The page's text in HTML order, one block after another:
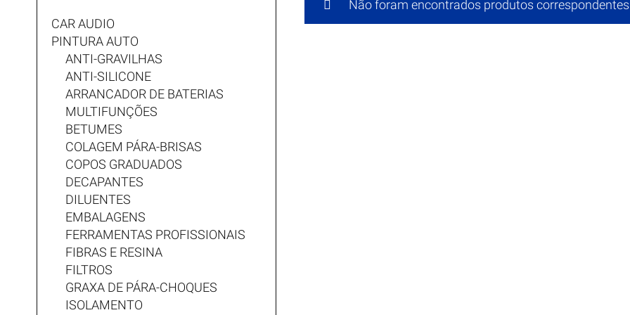
Não foram encontrados produtos
CAR AUDIO
PINTURA AUTO
ANTI-GRAVILHAS
ANTI-SILICONE
ARRANCADOR DE BATERIAS
MULTIFUNÇÕES
BETUMES
COLAGEM PÁRA-BRISAS
COPOS GRADUADOS
DECAPANTES
DILUENTES
EMBALAGENS
FERRAMENTAS PROFISSIONAIS
FIBRAS E RESINA
FILTROS
GRAXA DE PÁRA-CHOQUES
ISOLAMENTO